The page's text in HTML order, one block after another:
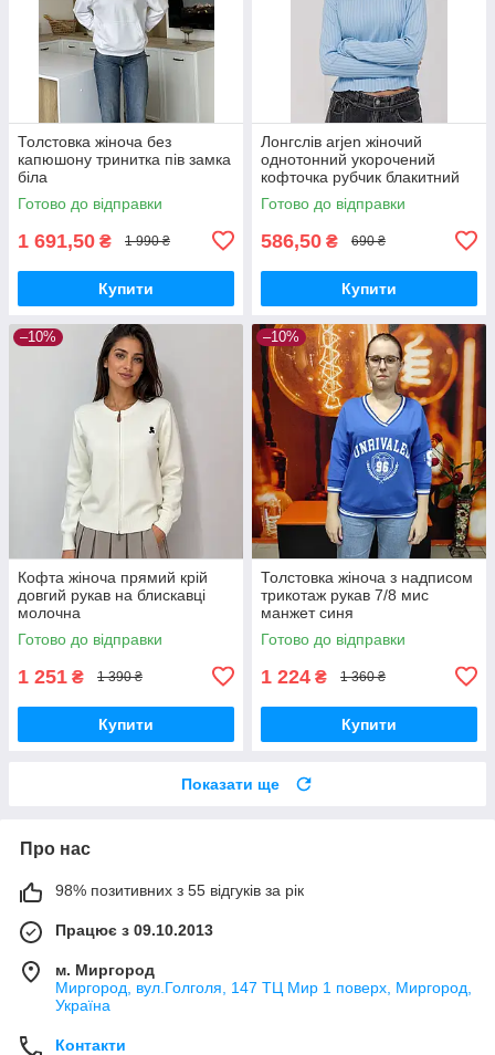
Толстовка жіноча без
капюшону тринитка пів замка
біла
Готово до відправки
1 691,50 ₴ 1 990 ₴
Купити
Лонгслів arjen жіночий
однотонний укорочений
кофточка рубчик блакитний
Готово до відправки
586,50 ₴ 690 ₴
Купити
–10%
Кофта жіноча прямий крій
довгий рукав на блискавці
молочна
Готово до відправки
1 251 ₴ 1 390 ₴
Купити
–10%
Толстовка жіноча з надписом
трикотаж рукав 7/8 мис
манжет синя
Готово до відправки
1 224 ₴ 1 360 ₴
Купити
Показати ще
Про нас
98% позитивних з 55 відгуків за рік
Працює з 09.10.2013
м. Миргород
Миргород, вул.Голголя, 147 ТЦ Мир 1 поверх, Миргород,
Україна
Контакти